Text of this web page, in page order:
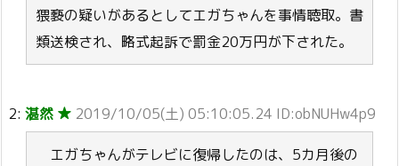
猥褻の疑いがあるとしてエガちゃんを事情聴取。書
類送検され、略式起訴で罰金20万円が下された。
2: 湛然 ★ 2019/10/05(土) 05:10:05.24 ID:obNUHw4p9
エガちゃんがテレビに復帰したのは、5カ月後の